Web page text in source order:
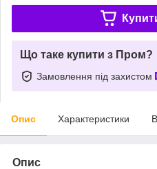
Що таке купити з Пром?
Замовлення під захистом
Опис Характеристики
Опис